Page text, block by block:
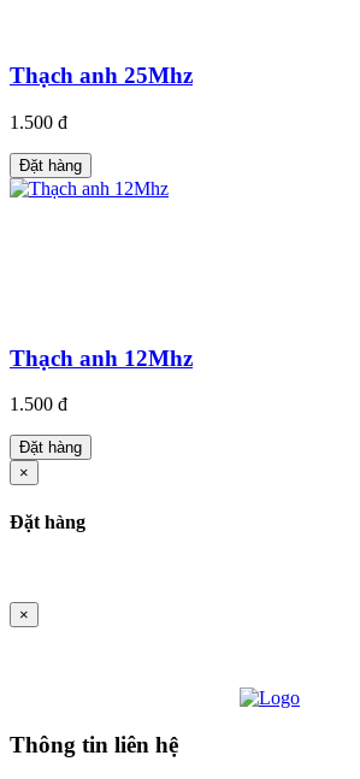
Thạch anh 25Mhz
1.500 đ
Đặt hàng
Thạch anh 12Mhz
1.500 đ
Đặt hàng
×
Đặt hàng
×
Thông tin liên hệ